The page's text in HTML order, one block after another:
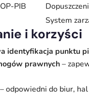
PIB
System
i korzyści
identyfikacja punktu
prawnych–
– odpowiedni do biur,